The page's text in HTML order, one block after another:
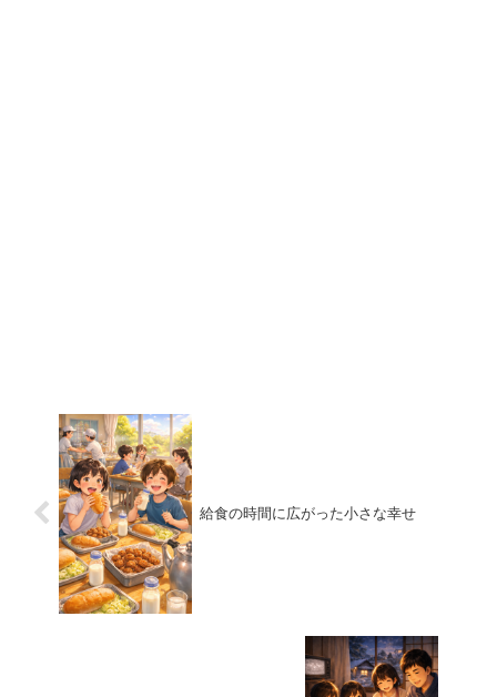
給食の時間に広がった小さな幸せ